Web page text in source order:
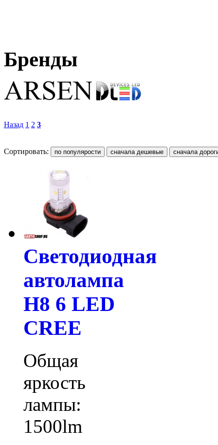
Бренды
Назад 1 2 3
Сортировать:
Светодиодная
автолампа
H8 6 LED
CREE
Общая
яркость
лампы:
1500lm